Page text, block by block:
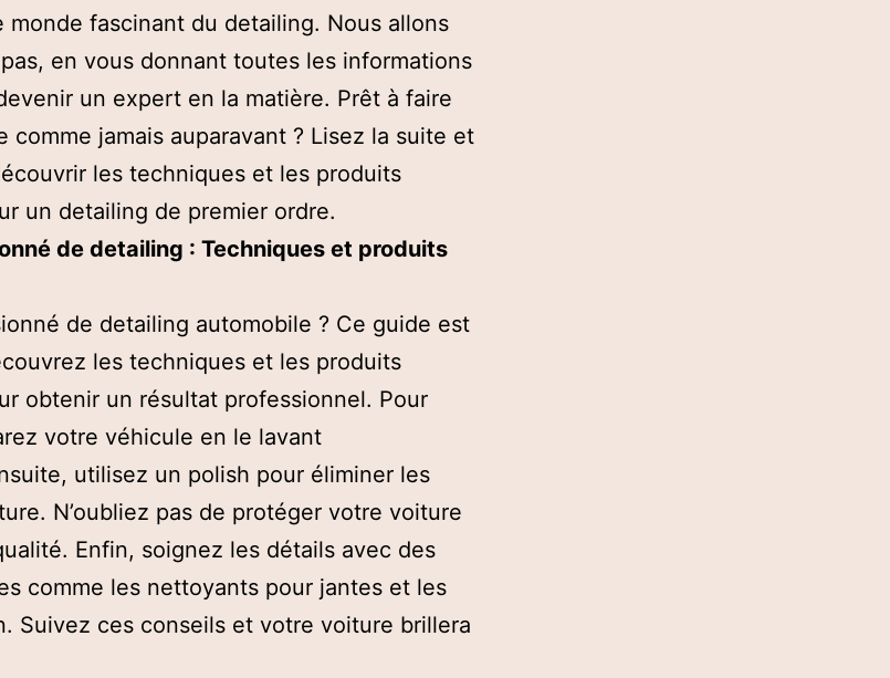
monde fascinant du detailing. Nous allons
en vous donnant toutes les informations
un expert en la matière. Prêt à faire
comme jamais auparavant ? Lisez la suite et
les techniques et les produits
un detailing de premier ordre.
de detailing : Techniques et produits
de detailing automobile ? Ce guide est
les techniques et les produits
obtenir un résultat professionnel. Pour
votre véhicule en le lavant
utilisez un polish pour éliminer les
N’oubliez pas de protéger votre voiture
Enfin, soignez les détails avec des
comme les nettoyants pour jantes et les
Suivez ces conseils et votre voiture brillera